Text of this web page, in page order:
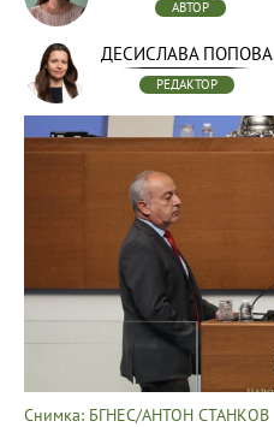
АВТОР
ДЕСИСЛАВА ПОПОВА
РЕДАКТОР
Снимка: БГНЕС/АНТОН СТАНКОВ